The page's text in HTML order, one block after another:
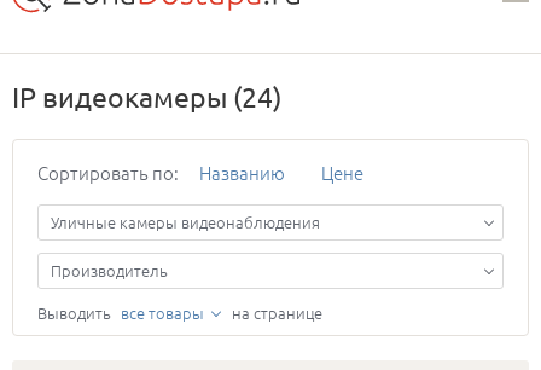
IP видеокамеры (24)
Сортировать по: Названию Цене
Уличные камеры видеонаблюдения
Производитель
Выводить все товары на странице